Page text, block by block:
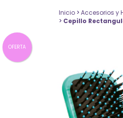
Inicio > Accesorios y
> Cepillo
OFERTA